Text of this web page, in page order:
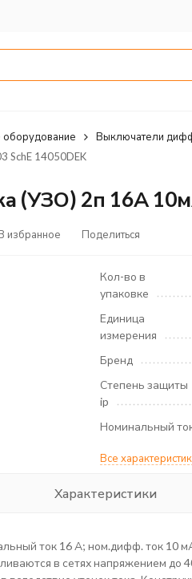
оборудование Выключатели
SchE 14050DEK
2п 16А
избранное Поделиться
Кол-во в
упаковке
Единица
измерения
Бренд
Степень защиты
ip
Номинальный
Все
Характеристики
ток 16 А; ном.дифф. ток 10
в сетях напряжением